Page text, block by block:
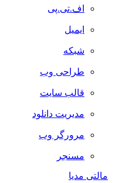
اف.تی.پی
ایمیل
شبکه
طراحی وب
قالب سایت
مدیریت دانلود
مرورگر وب
مسنجر
مالتی مدیا